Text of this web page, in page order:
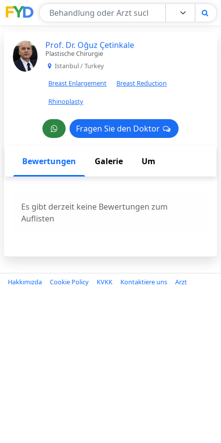
Find Your Doctor
Prof. Dr. Oğuz Çetinkale
Plastische Chirurgie
Istanbul / Turkey
Breast Enlargement
Breast Reduction
Rhinoplasty
Fragen Sie den Doktor
Fragen Sie den Doktor
Bewertungen Galerie Um
Es gibt derzeit keine Bewertungen zum
Auflisten
Hakkımızda Cookie Policy KVKK Kontaktiere uns Arzt